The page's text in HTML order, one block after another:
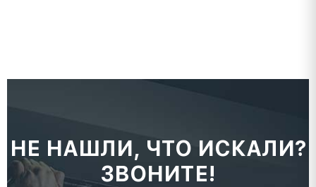
НЕ НАШЛИ, ЧТО ИСКАЛИ?
ЗВОНИТЕ!